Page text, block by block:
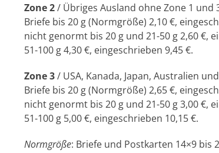
Zone 2/ Übriges Ausland ohne Zone 1 und
Briefe bis 20 g (Normgröße) 2,10 €,
nicht genormt bis 20 g und 21-50 g 2,60 €,
51-100 g 4,30 €, eingeschrieben 9,45 €.
Zone 3/ USA, Kanada, Japan, Australien
Briefe bis 20 g (Normgröße) 2,65 €,
nicht genormt bis 20 g und 21-50 g 3,00 €,
51-100 g 5,00 €, eingeschrieben 10,15 €.
Normgröße: Briefe und Postkarten 14×9 bis